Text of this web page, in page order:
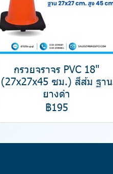
กรวยจราจร PVC 18"
(27x27x45 ซม.) สีส้ม ฐาน
ยางดำ
฿195